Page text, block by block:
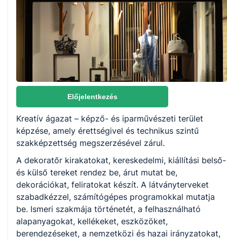
Képzés időtartama
Választható szakmairányok:
Nem válaszható
KKK/PTT
KKK letöltése (pdf)
Okleveles technikusképzés
Nem
Előjelentkezés
Kreatív ágazat – képző- és iparművészeti terület
képzése, amely érettségivel és technikus szintű
szakképzettség megszerzésével zárul.
A dekoratőr kirakatokat, kereskedelmi, kiállítási belső-
és külső tereket rendez be, árut mutat be,
dekorációkat, feliratokat készít. A látványterveket
szabadkézzel, számítógépes programokkal mutatja
be. Ismeri szakmája történetét, a felhasználható
alapanyagokat, kellékeket, eszközöket,
berendezéseket, a nemzetközi és hazai irányzatokat,